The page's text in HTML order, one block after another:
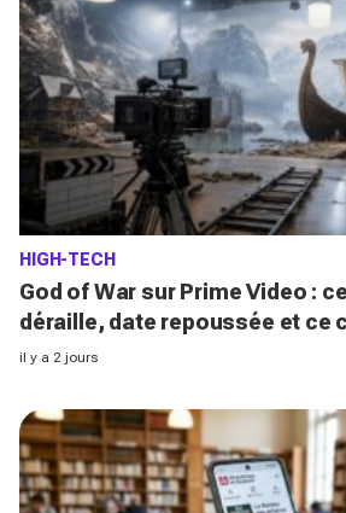
HIGH-TECH
God of War sur Prime Video :
déraille, date repoussée et ce
d’Hollywood pressenti pour le
il y a 2 jours